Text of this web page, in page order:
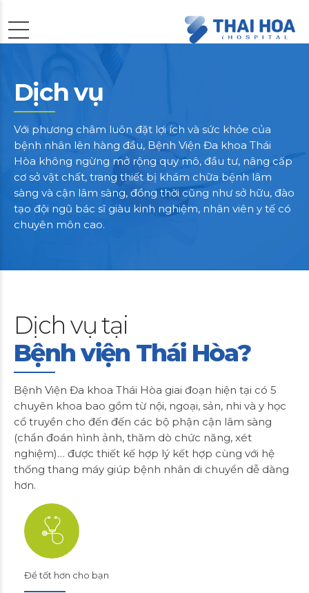
Dịch vụ
Với phương châm luôn đặt lợi ích và sức khỏe của
bệnh nhân lên hàng đầu, Bệnh Viện Đa khoa Thái
Hòa không ngừng mở rộng quy mô, đầu tư, nâng cấp
cơ sở vật chất, trang thiết bị khám chữa bệnh lâm
sàng và cận lâm sàng, đồng thời cũng như sở hữu, đào
tạo đội ngũ bác sĩ giàu kinh nghiệm, nhân viên y tế có
chuyên môn cao.
Dịch vụ tại
Bệnh viện Thái Hòa?
Bệnh Viện Đa khoa Thái Hòa giai đoạn hiện tại có 5
chuyên khoa bao gồm từ nội, ngoại, sản, nhi và y học
cổ truyền cho đến đến các bộ phận cận lâm sàng
(chẩn đoán hình ảnh, thăm dò chức năng, xét
nghiệm)… được thiết kế hợp lý kết hợp cùng với hệ
thống thang máy giúp bệnh nhân di chuyển dễ dàng
hơn.
Để tốt hơn cho bạn